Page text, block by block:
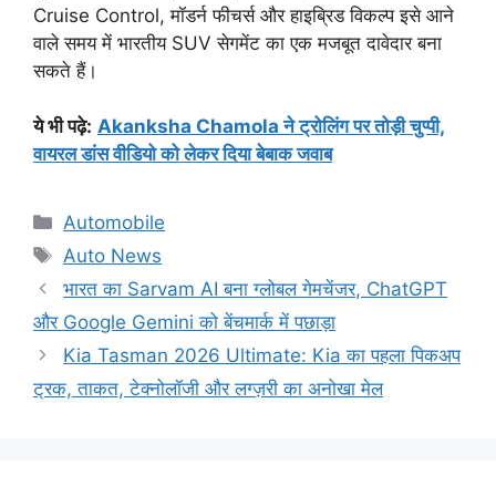
Cruise Control, मॉडर्न फीचर्स और हाइब्रिड विकल्प इसे आने
वाले समय में भारतीय SUV सेगमेंट का एक मजबूत दावेदार बना
सकते हैं।
ये भी पढ़े: Akanksha Chamola ने ट्रोलिंग पर तोड़ी चुप्पी,
वायरल डांस वीडियो को लेकर दिया बेबाक जवाब
Categories
Automobile
Tags
Auto News
भारत का Sarvam AI बना ग्लोबल गेमचेंजर, ChatGPT
और Google Gemini को बेंचमार्क में पछाड़ा
Kia Tasman 2026 Ultimate: Kia का पहला पिकअप
ट्रक, ताकत, टेक्नोलॉजी और लग्ज़री का अनोखा मेल